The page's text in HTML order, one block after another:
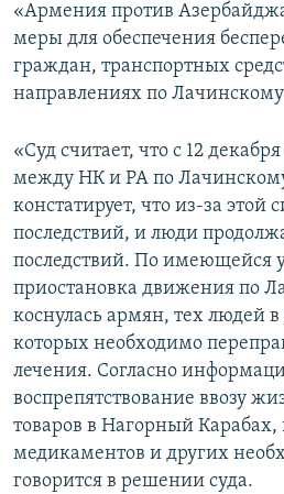
«Армения против
меры для обеспечения
граждан, транспортных
направлениях по
«Суд считает, что с 12
между НК и РА по
констатирует, что из-за этой
последствий, и люди
последствий. По имеющейся
приостановка движения по
коснулась армян, тех людей
которых необходимо
лечения. Согласно
воспрепятствование ввозу
товаров в Нагорный
медикаментов и других
говорится в решении суда.